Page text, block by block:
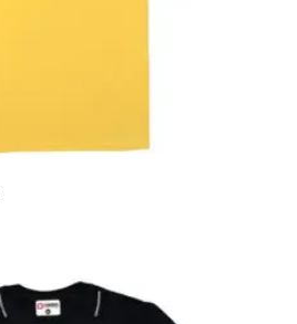
de
precios: